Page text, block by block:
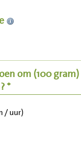
om (100 gram)
*
/ uur)